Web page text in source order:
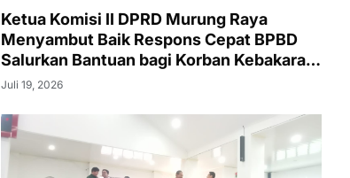
Ketua Komisi II DPRD Murung Raya
Menyambut Baik Respons Cepat BPBD
Salurkan Bantuan bagi Korban Kebakaran
di Desa Tumbang Bana
Juli 19, 2026